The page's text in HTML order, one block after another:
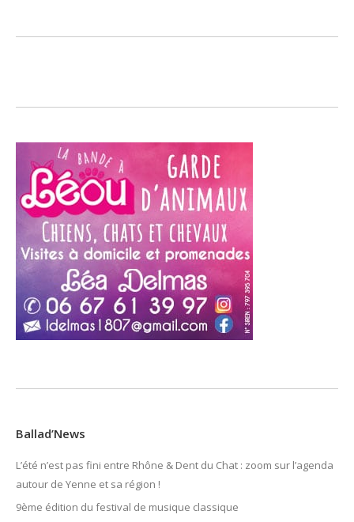
Ballad’News
L’été n’est pas fini entre Rhône & Dent du Chat : zoom sur l’agenda
autour de Yenne et sa région !
9ème édition du festival de musique classique